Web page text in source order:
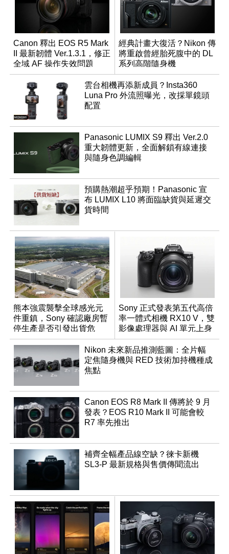
Canon 釋出 EOS R5 Mark
II 最新韌體 Ver.1.3.1，修正
全域 AF 操作失效問題
經典計畫大復活？Nikon 傳
將重啟曾經胎死腹中的 DL
系列高階隨身機
雲台相機再添新成員？Insta360
Luna Pro 外流照曝光，改採單鏡頭
配置
Panasonic LUMIX S9 釋出 Ver.2.0
重大韌體更新，全面解鎖有線連接
與隨身色調編輯
預購熱潮超乎預期！Panasonic 宣
布 LUMIX L10 將面臨缺貨與延遲交
貨時間
熊本強震襲擊全球感光元
件重鎮，Sony 確認廠房暫
停生產是否引發出貨危
機？
Sony 正式發表第五代高倍
率一體式相機 RX10 V，雙
影像處理器與 AI 單元上身
Nikon 未來新品推測藍圖：全片幅
定焦隨身機與 RED 技術加持機種成
焦點
Canon EOS R8 Mark II 傳將於 9 月
發表？EOS R10 Mark II 可能會較
R7 率先推出
補齊全幅產品線空缺？徠卡新機
SL3-P 最新規格與售價傳聞流出